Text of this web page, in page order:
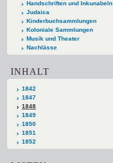
Handschriften und Inkunabeln
Judaica
Kinderbuchsammlungen
Koloniale Sammlungen
Musik und Theater
Nachlässe
INHALT
1842
1847
1848
1849
1850
1851
1852